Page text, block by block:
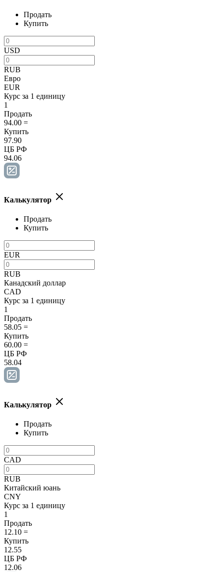
Продать
Купить
USD
RUB
Евро
EUR
Курс за 1 единицу
1
Продать
94.00 =
Купить
97.90
ЦБ РФ
94.06
Калькулятор
Продать
Купить
EUR
RUB
Канадский доллар
CAD
Курс за 1 единицу
1
Продать
58.05 =
Купить
60.00 =
ЦБ РФ
58.04
Калькулятор
Продать
Купить
CAD
RUB
Китайский юань
CNY
Курс за 1 единицу
1
Продать
12.10 =
Купить
12.55
ЦБ РФ
12.06